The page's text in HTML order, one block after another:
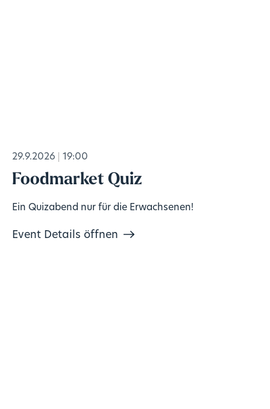
29.9.2026 19:00
Foodmarket Quiz
Ein Quizabend nur für die Erwachsenen!
Event Details öffnen